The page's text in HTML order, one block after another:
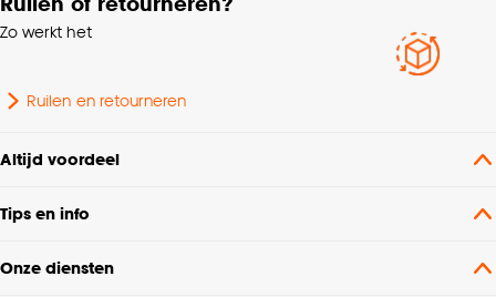
Zo werkt het
Ruilen en retourneren
Altijd voordeel
Tips en info
Onze diensten